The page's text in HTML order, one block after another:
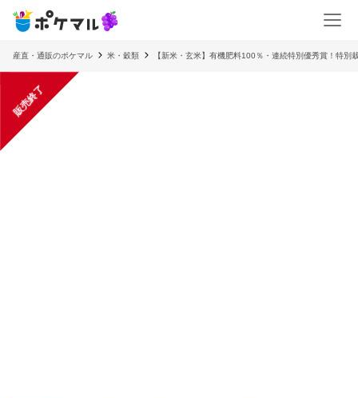
産直・通販のポケマル 米・穀類 【新米・玄米】有機肥料100％・連続特別優秀賞！特別
販売終了